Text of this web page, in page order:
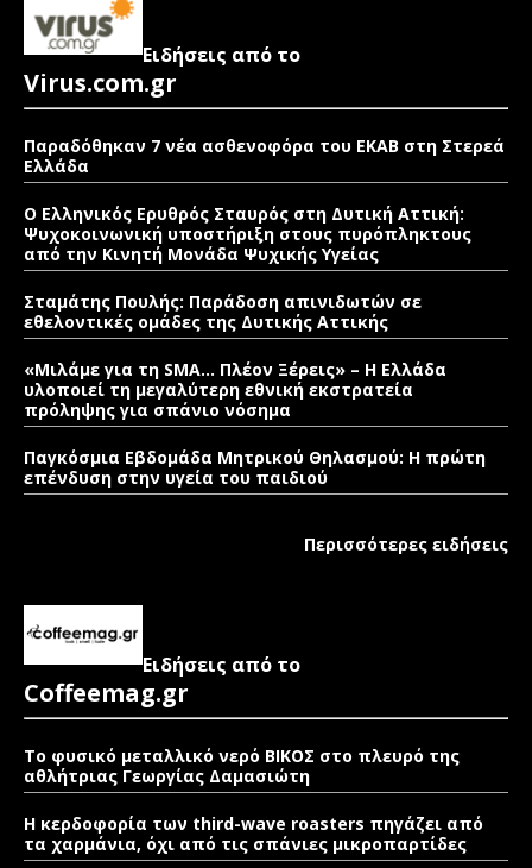
Ειδήσεις από το
Virus.com.gr
Παραδόθηκαν 7 νέα ασθενοφόρα του ΕΚΑΒ στη Στερεά
Ελλάδα
Ο Ελληνικός Ερυθρός Σταυρός στη Δυτική Αττική:
Ψυχοκοινωνική υποστήριξη στους πυρόπληκτους
από την Κινητή Μονάδα Ψυχικής Υγείας
Σταμάτης Πουλής: Παράδοση απινιδωτών σε
εθελοντικές ομάδες της Δυτικής Αττικής
«Μιλάμε για τη SMA… Πλέον Ξέρεις» – Η Ελλάδα
υλοποιεί τη μεγαλύτερη εθνική εκστρατεία
πρόληψης για σπάνιο νόσημα
Παγκόσμια Εβδομάδα Μητρικού Θηλασμού: Η πρώτη
επένδυση στην υγεία του παιδιού
Περισσότερες ειδήσεις
Ειδήσεις από το
Coffeemag.gr
Το φυσικό μεταλλικό νερό ΒΙΚΟΣ στο πλευρό της
αθλήτριας Γεωργίας Δαμασιώτη
Η κερδοφορία των third-wave roasters πηγάζει από
τα χαρμάνια, όχι από τις σπάνιες μικροπαρτίδες